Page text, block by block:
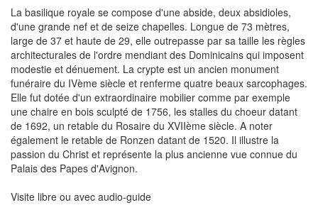
La basilique royale se compose d'une abside, deux absidioles,
d'une grande nef et de seize chapelles. Longue de 73 mètres,
large de 37 et haute de 29, elle outrepasse par sa taille les règles
architecturales de l'ordre mendiant des Dominicains qui imposent
modestie et dénuement. La crypte est un ancien monument
funéraire du IVème siècle et renferme quatre beaux sarcophages.
Elle fut dotée d'un extraordinaire mobilier comme par exemple
une chaire en bois sculpté de 1756, les stalles du choeur datant
de 1692, un retable du Rosaire du XVIIème siècle. A noter
également le retable de Ronzen datant de 1520. Il illustre la
passion du Christ et représente la plus ancienne vue connue du
Palais des Papes d'Avignon.
Visite libre ou avec audio-guide